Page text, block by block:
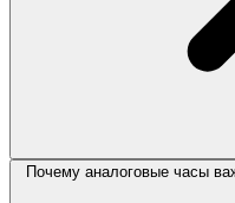
Почему аналоговые часы